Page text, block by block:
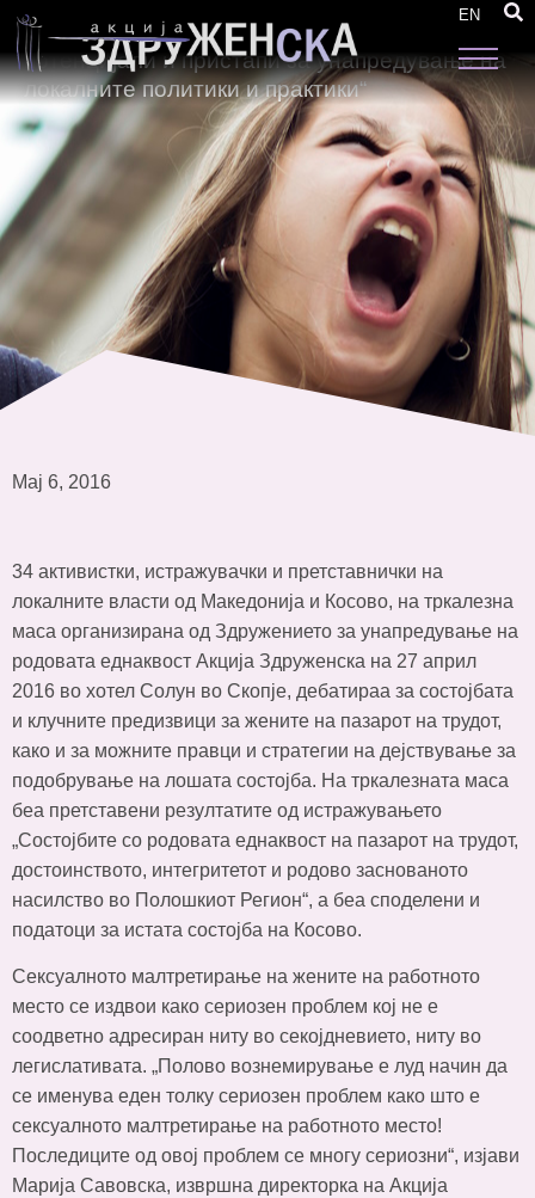
EN
можности за жените на локално ниво:
потенцијали и пристапи за унапредување на
локалните политики и практики“
Мај 6, 2016
34 активистки, истражувачки и претставнички на
локалните власти од Македонија и Косово, на тркалезна
маса организирана од Здружението за унапредување на
родовата еднаквост Акција Здруженска на 27 април
2016 во хотел Солун во Скопје, дебатираа за состојбата
и клучните предизвици за жените на пазарот на трудот,
како и за можните правци и стратегии на дејствување за
подобрување на лошата состојба. На тркалезната маса
беа претставени резултатите од истражувањето
„Состојбите со родовата еднаквост на пазарот на трудот,
достоинството, интегритетот и родово заснованото
насилство во Полошкиот Регион“, а беа споделени и
податоци за истата состојба на Косово.
Сексуалното малтретирање на жените на работното
место се издвои како сериозен проблем кој не е
соодветно адресиран ниту во секојдневието, ниту во
легислативата. „Полово вознемирување е луд начин да
се именува еден толку сериозен проблем како што е
сексуалното малтретирање на работното место!
Последиците од овој проблем се многу сериозни“, изјави
Марија Савовска, извршна директорка на Акција